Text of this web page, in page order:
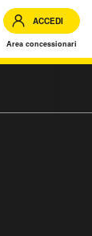
ACCEDI
Area concessionari